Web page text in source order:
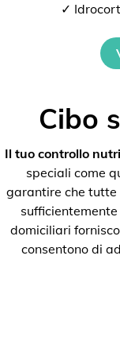
✓
Cibo
Il tuo controllo
speciali come
garantire che tutte
domiciliari
consentono di